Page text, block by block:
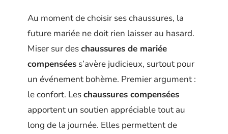
Au moment de choisir ses chaussures, la
future mariée ne doit rien laisser au hasard.
Miser sur deschaussures de mariée
compensées s’avère judicieux, surtout pour
un événement bohème. Premier argument :
le confort. Leschaussures compensées
apportent un soutien appréciable tout au
long de la journée. Elles permettent de